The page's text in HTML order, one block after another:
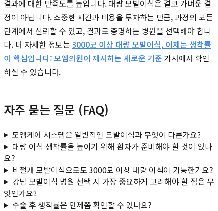
결과에 대한 만족도를 높입니다. 대량 모발이식은 결코 가벼운 결
정이 아닙니다. 소중한 시간과 비용을 투자하는 만큼, 과정의 모든
단계에서 신뢰할 수 있고, 결과로 증명하는 병원을 선택해야 합니
다. 더 자세한 정보는 3000모 이상 대량 모발이식, 이제는 생착률
이 핵심입니다: 모엠의원이 제시하는 새로운 기준 기사에서 확인
하실 수 있습니다.
자주 묻는 질문 (FAQ)
모엠케어 시스템은 일반적인 모발이식과 무엇이 다른가요?
대량 이식 생착률을 높이기 위해 환자가 준비해야 할 것이 있나
요?
비절개 모발이식으로도 3000모 이상 대량 이식이 가능한가요?
강남 모발이식 병원 선택 시 가장 중요하게 고려해야 할 점은 무
엇인가요?
수술 후 생착률은 언제쯤 확인할 수 있나요?